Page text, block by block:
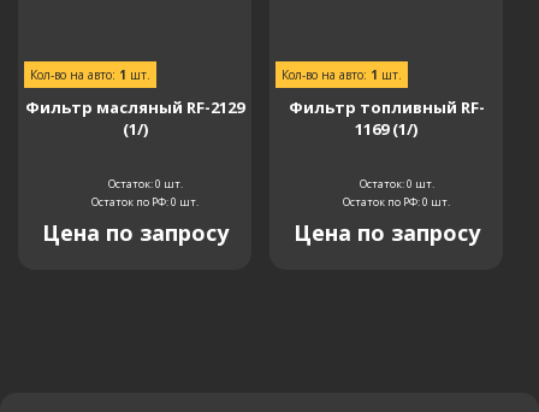
Кол-во на авто: 1 шт.
Фильтр масляный RF-2129
(1/)
Остаток: 0 шт.
Остаток по РФ: 0 шт.
Цена по запросу
Кол-во на авто: 1 шт.
Фильтр топливный RF-
1169 (1/)
Остаток: 0 шт.
Остаток по РФ: 0 шт.
Цена по запросу